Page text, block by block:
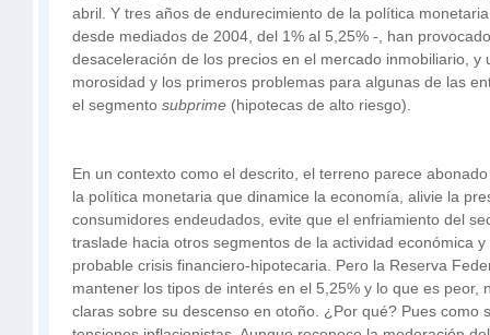
abril. Y tres años de endurecimiento de la política
desde mediados de 2004, del 1% al 5,25% -, han
desaceleración de los precios en el mercado inmobiliario, y
morosidad y los primeros problemas para algunas de las
el segmento subprime (hipotecas de alto riesgo).
En un contexto como el descrito, el terreno parece
la política monetaria que dinamice la economía, alivie la
consumidores endeudados, evite que el enfriamiento del
traslade hacia otros segmentos de la actividad económica
probable crisis financiero-hipotecaria. Pero la Reserva
mantener los tipos de interés en el 5,25% y lo que es peor,
claras sobre su descenso en otoño. ¿Por qué? Pues como